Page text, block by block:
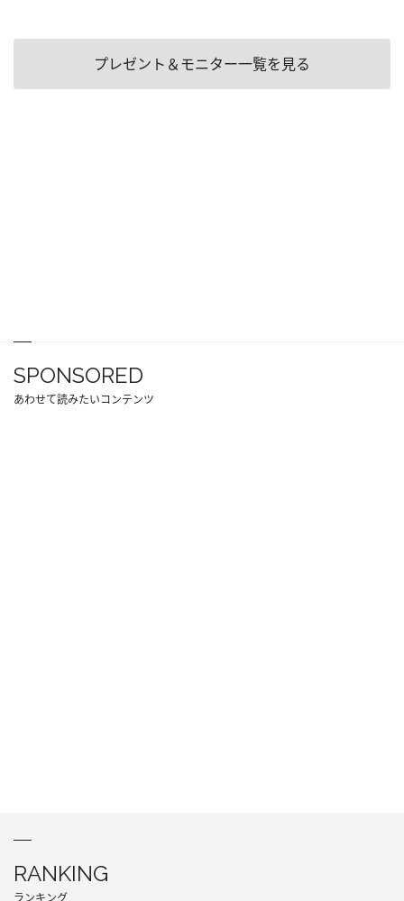
プレゼント＆モニター一覧を見る
SPONSORED
あわせて読みたいコンテンツ
RANKING